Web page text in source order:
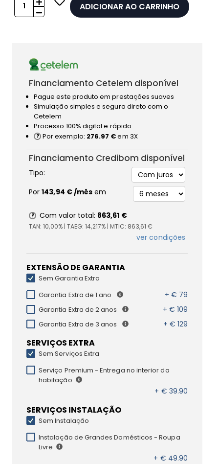
ADICIONAR AO CARRINHO
Financiamento Cetelem disponível
Pague este produto em prestações suaves
Simulação simples e segura direto com o
Cetelem
Processo 100% digital e rápido
Por exemplo: 276.97 €em 3X
Financiamento Credibom disponível
Tipo:
Por143,94 €/mês em
Com valor total: 863,61 €
TAN:10,00%| TAEG:14,217%| MTIC: 863,61 €
ver condições
EXTENSÃO DE GARANTIA
Sem Garantia Extra
Garantia Extra de 1 ano
+ € 79
Garantia Extra de 2 anos + € 109
Garantia Extra de 3 anos + € 129
SERVIÇOS EXTRA
Sem Serviços Extra
Serviço Premium - Entrega no interior da
habitação
+ € 39.90
SERVIÇOS INSTALAÇÃO
Sem Instalação
Instalação de Grandes Domésticos - Roupa
Livre
+ € 49.90